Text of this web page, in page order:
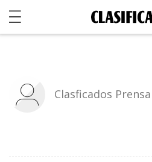
Clasficados